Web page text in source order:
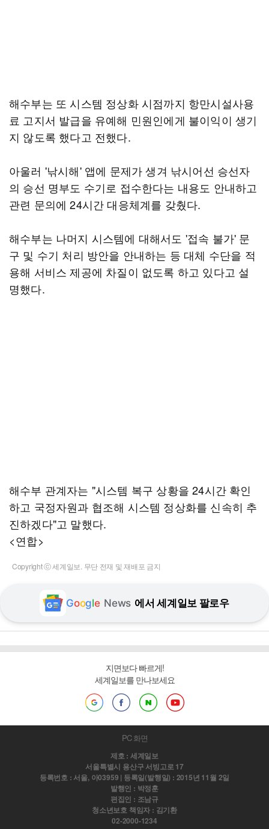
해수부는 또 시스템 정상화 시점까지 항만시설사용
료 고지서 발급을 유예해 민원인에게 불이익이 생기
지 않도록 했다고 전했다.
아울러 '낚시해' 앱에 문제가 생겨 낚시어선 승선자
의 승선 명부도 수기로 접수한다는 내용도 안내하고
관련 문의에 24시간 대응체계를 갖췄다.
해수부는 나머지 시스템에 대해서도 '접속 불가' 문
구 및 수기 처리 방안을 안내하는 등 대체 수단을 적
용해 서비스 제공에 차질이 없도록 하고 있다고 설
명했다.
해수부 관계자는 "시스템 복구 상황을 24시간 확인
하고 국정자원과 협조해 시스템 정상화를 신속히 추
진하겠다"고 말했다.
<연합>
Copyright ⓒ 세계일보. 무단 전재 및 재배포 금지
Google News 에서 세계일보 팔로우
지면보다 빠르게!
세계일보를 만나보세요
PC 화면
제호 : 세계일보
서울특별시 용산구 서빙고로 17
등록번호 : 서울, 아03959 | 등록일(발행일) : 2015년 11월 2일
발행인 : 박정훈
편집인 : 조남규
청소년보호 책임자 : 김기환
02-2000-1234